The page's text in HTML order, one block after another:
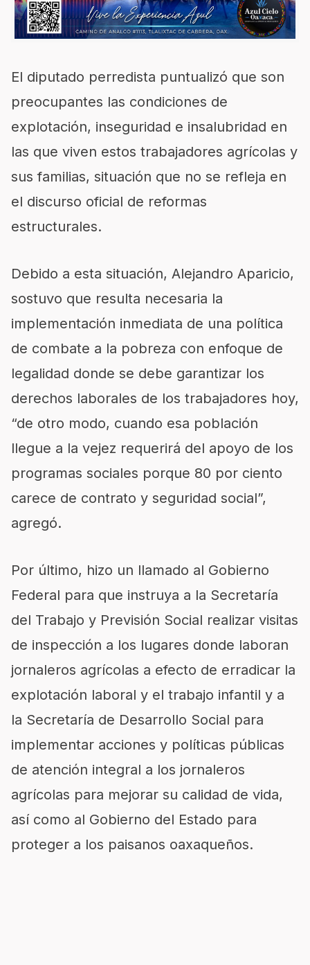
El diputado perredista puntualizó que son
preocupantes las condiciones de
explotación, inseguridad e insalubridad en
las que viven estos trabajadores agrícolas y
sus familias, situación que no se refleja en
el discurso oficial de reformas
estructurales.
Debido a esta situación, Alejandro Aparicio,
sostuvo que resulta necesaria la
implementación inmediata de una política
de combate a la pobreza con enfoque de
legalidad donde se debe garantizar los
derechos laborales de los trabajadores hoy,
“de otro modo, cuando esa población
llegue a la vejez requerirá del apoyo de los
programas sociales porque 80 por ciento
carece de contrato y seguridad social”,
agregó.
Por último, hizo un llamado al Gobierno
Federal para que instruya a la Secretaría
del Trabajo y Previsión Social realizar visitas
de inspección a los lugares donde laboran
jornaleros agrícolas a efecto de erradicar la
explotación laboral y el trabajo infantil y a
la Secretaría de Desarrollo Social para
implementar acciones y políticas públicas
de atención integral a los jornaleros
agrícolas para mejorar su calidad de vida,
así como al Gobierno del Estado para
proteger a los paisanos oaxaqueños.